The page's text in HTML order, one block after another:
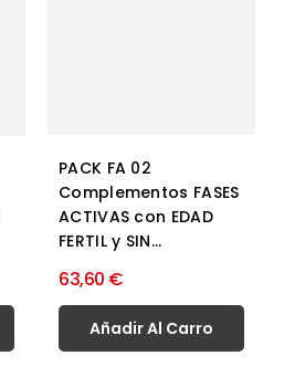
PACK FA 02
Complementos FASES
ACTIVAS con EDAD
FERTIL y SIN...
63,60 €
Añadir Al Carro